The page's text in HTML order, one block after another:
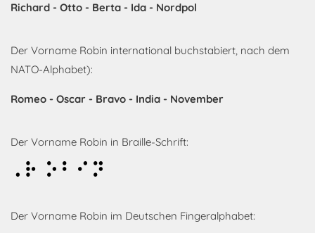
Richard - Otto - Berta - Ida - Nordpol
Der Vorname Robin international buchstabiert, nach dem
NATO-Alphabet):
Romeo - Oscar - Bravo - India - November
Der Vorname Robin in Braille-Schrift:
Robin
Der Vorname Robin im Deutschen Fingeralphabet: